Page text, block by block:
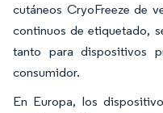
cutáneos CryoFreeze de
continuos de etiquetado,
tanto para dispositivos
consumidor.
En Europa, los